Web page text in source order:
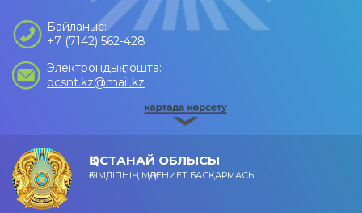
Байланыс:
+7 (7142) 562-428
Электрондық пошта:
ocsnt.kz@mail.kz
ҚОСТАНАЙ ОБЛЫСЫ
ӘКІМДІГІНІҢ МӘДЕНИЕТ БАСҚАРМАСЫ